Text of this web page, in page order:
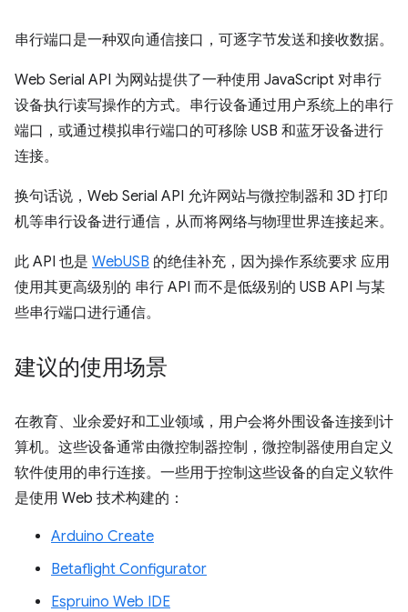
串行端口是一种双向通信接口，可逐字节发送和接收数据。
Web Serial API 为网站提供了一种使用 JavaScript 对串行
设备执行读写操作的方式。串行设备通过用户系统上的串行
端口，或通过模拟串行端口的可移除 USB 和蓝牙设备进行
连接。
换句话说，Web Serial API 允许网站与微控制器和 3D 打印
机等串行设备进行通信，从而将网络与物理世界连接起来。
此 API 也是 WebUSB 的绝佳补充，因为操作系统要求 应用
使用其更高级别的 串行 API 而不是低级别的 USB API 与某
些串行端口进行通信。
建议的使用场景
在教育、业余爱好和工业领域，用户会将外围设备连接到计
算机。这些设备通常由微控制器控制，微控制器使用自定义
软件使用的串行连接。一些用于控制这些设备的自定义软件
是使用 Web 技术构建的：
Arduino Create
Betaflight Configurator
Espruino Web IDE